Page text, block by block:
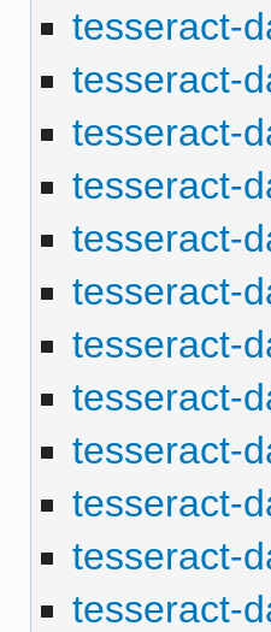
tesseract-
tesseract-
tesseract-
tesseract-
tesseract-
tesseract-
tesseract-
tesseract-
tesseract-
tesseract-
tesseract-
tesseract-